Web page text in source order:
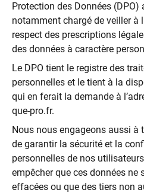
Protection des Données (DPO)
notamment chargé de veiller à
respect des prescriptions
des données à caractère
Le DPO tient le registre des
personnelles et le tient à la
qui en ferait la demande à
que-pro.fr.
Nous nous engageons aussi
de garantir la sécurité et la
personnelles de nos
empêcher que ces données ne
effacées ou que des tiers non